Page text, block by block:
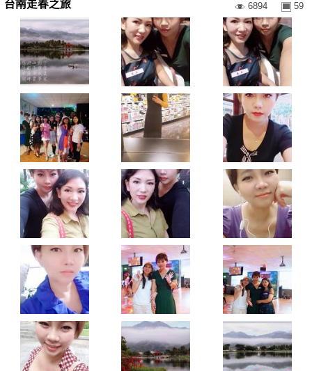
台南走春之旅 59
6894